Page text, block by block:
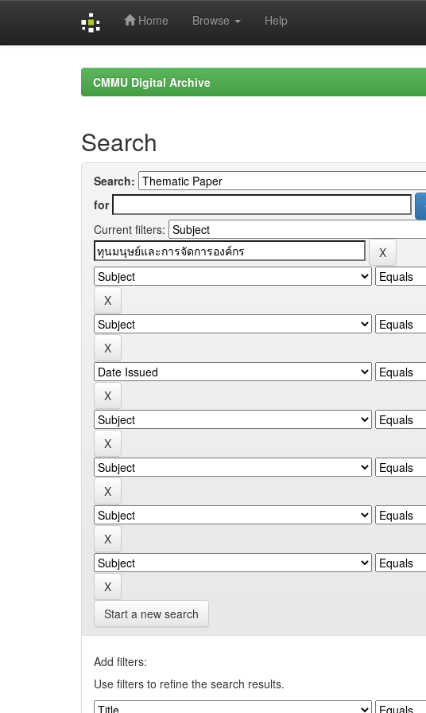
Home Browse Help
CMMU Digital Archive
Search
Search:
for
Current filters:
Start a new search
Add filters:
Use filters to refine the search results.